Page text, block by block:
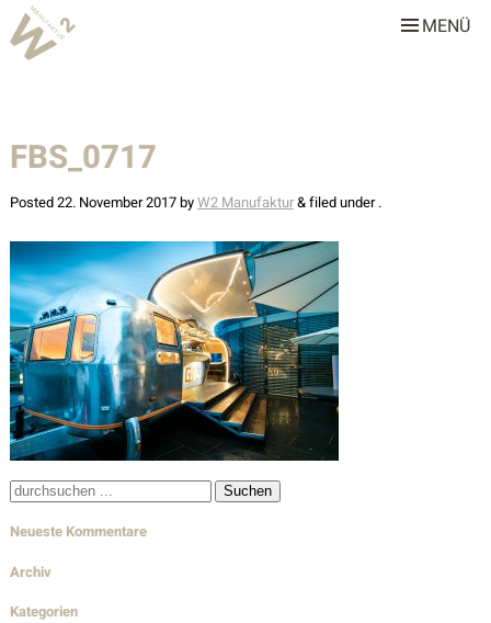
MENÜ
Leistungen
Team
Stellenangebote
Projekte
Alle
Gastronomie & Hotellerie
Gewerbe & Sonderbauten
Privathäuser
FBS_0717
Posted22. November 2017byW2 Manufaktur&filed under .
Suche
Neueste Kommentare
Archiv
Kategorien